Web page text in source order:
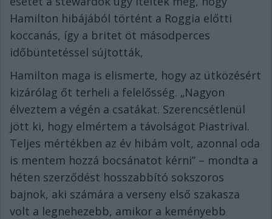
Hamilton hibájából történt a Roggia előtti
koccanás, így a britet öt másodperces
időbüntetéssel sújtották,
Hamilton maga is elismerte, hogy az ütközésért
kizárólag őt terheli a felelősség. „Nagyon
élveztem a végén a csatákat. Szerencsétlenül
jött ki, hogy elmértem a távolságot Piastrival.
Teljes mértékben az év hibám volt, azonnal oda
is mentem hozzá bocsánatot kérni” – mondta a
héten szerződést hosszabbító sokszoros
bajnok, aki számára a verseny első szakasza
volt a legnehezebb, amikor a keményebb